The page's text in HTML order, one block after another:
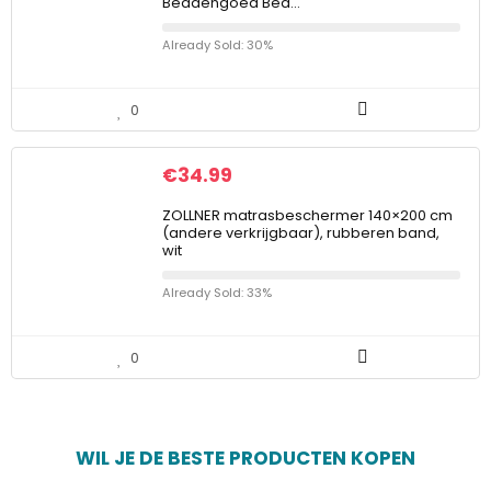
Already Sold: 30%
0
€34.99
ZOLLNER matrasbeschermer 140×200 cm
(andere verkrijgbaar), rubberen band,
wit
Already Sold: 33%
0
WIL JE DE BESTE PRODUCTEN KOPEN